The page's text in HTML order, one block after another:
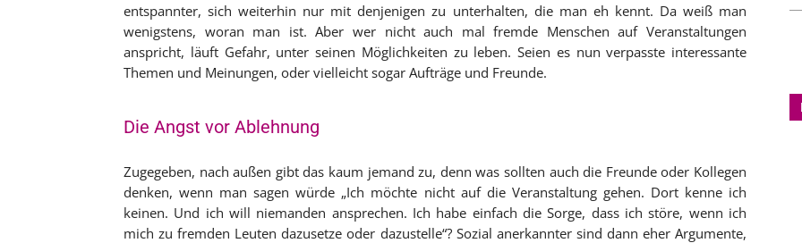
entspannter, sich weiterhin nur mit denjenigen zu unterhalten, die man eh kennt. Da weiß man
wenigstens, woran man ist. Aber wer nicht auch mal fremde Menschen auf Veranstaltungen
anspricht, läuft Gefahr, unter seinen Möglichkeiten zu leben. Seien es nun verpasste interessante
Themen und Meinungen, oder vielleicht sogar Aufträge und Freunde.
Die Angst vor Ablehnung
Zugegeben, nach außen gibt das kaum jemand zu, denn was sollten auch die Freunde oder Kollegen
denken, wenn man sagen würde „Ich möchte nicht auf die Veranstaltung gehen. Dort kenne ich
keinen. Und ich will niemanden ansprechen. Ich habe einfach die Sorge, dass ich störe, wenn ich
mich zu fremden Leuten dazusetze oder dazustelle“? Sozial anerkannter sind dann eher Argumente,